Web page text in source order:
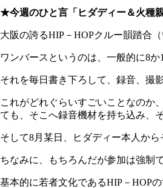
★今週のひと言「ヒダディー＆火種
大阪の誇るHIP－HOPクルー韻踏合
ワンバースというのは、一般的に8か
それを毎日書き下ろして、録音、撮
これがどれぐらいすごいことなのか
ても、そこへ録音機材を持ち込み、
そして8月某日、ヒダディー本人か
ちなみに、もちろんだが参加は強制
基本的に若者文化であるHIP－HOP